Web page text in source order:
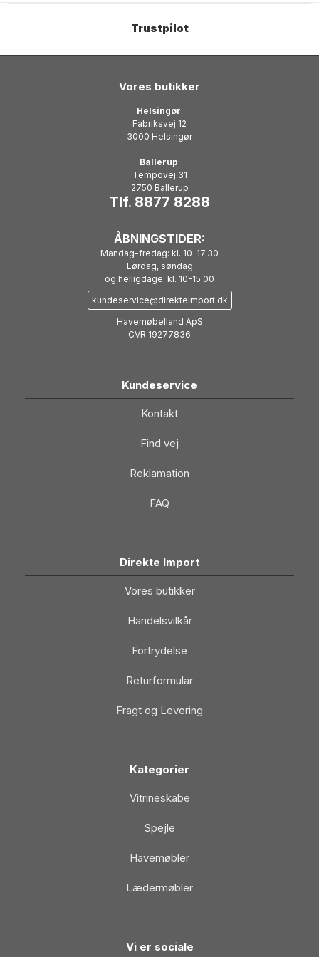
Trustpilot
Vores butikker
Helsingør:
Fabriksvej 12
3000 Helsingør
Ballerup:
Tempovej 31
2750 Ballerup
Tlf. 8877 8288
ÅBNINGSTIDER:
Mandag-fredag: kl. 10-17.30
Lørdag, søndag
og helligdage: kl. 10-15.00
kundeservice@direkteimport.dk
Havemøbelland ApS
CVR 19277836
Kundeservice
Kontakt
Find vej
Reklamation
FAQ
Direkte Import
Vores butikker
Handelsvilkår
Fortrydelse
Returformular
Fragt og Levering
Kategorier
Vitrineskabe
Spejle
Havemøbler
Lædermøbler
Vi er sociale